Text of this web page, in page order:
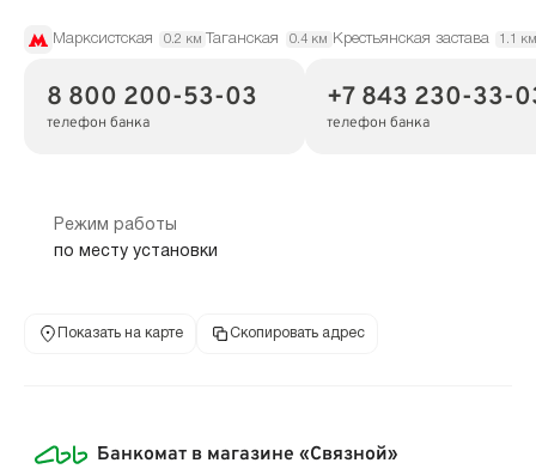
Марксистская 0.2 км Таганская 0.4 км Крестьянская застава 1.1
8 800 200-53-03
телефон банка
+7 843 230-33-
телефон банка
Режим работы
по месту установки
Показать на карте Скопировать адрес
Банкомат в магазине «Связной»